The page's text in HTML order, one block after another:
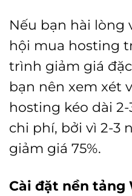
Nếu bạn hài lòng
hội mua hosting
trình giảm giá
bạn nên xem xét
hosting kéo dài
chi phí, bởi vì 2-3
giảm giá 75%.
Cài đặt nền tảng